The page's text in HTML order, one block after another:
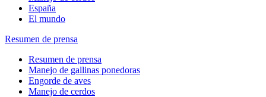
España
El mundo
Resumen de prensa
Resumen de prensa
Manejo de gallinas ponedoras
Engorde de aves
Manejo de cerdos